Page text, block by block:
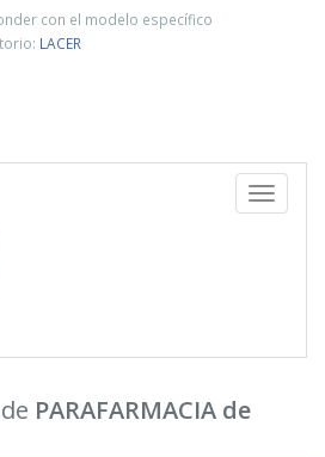
con el modelo específico
LACER
Toggle
PARAFARMACIA de